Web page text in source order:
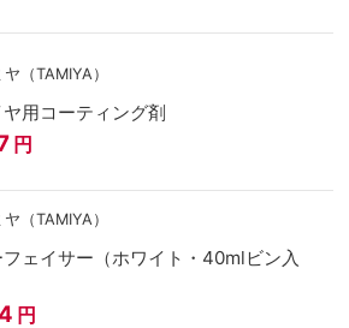
ヤ（TAMIYA）
ヤ用コーティング剤
円
ヤ（TAMIYA）
ェイサー（ホワイト・40mlビン入
円